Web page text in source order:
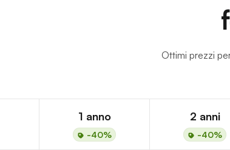
Ottimi prezzi
1 anno
-40%
2 anni
-40%